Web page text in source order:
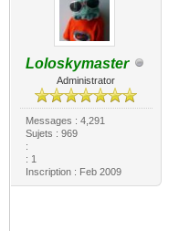
Loloskymaster
Administrator
Messages : 4,291
Sujets : 969
:
: 1
Inscription : Feb 2009